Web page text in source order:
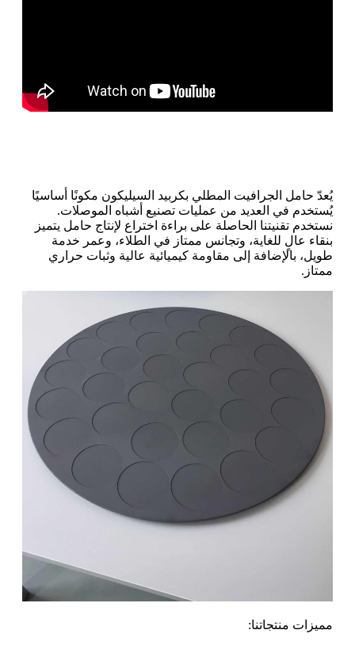
يُعدّ حامل الجرافيت المطلي بكربيد السيليكون مكونًا أساسيًا
يُستخدم في العديد من عمليات تصنيع أشباه الموصلات.
نستخدم تقنيتنا الحاصلة على براءة اختراع لإنتاج حامل يتميز
بنقاء عالٍ للغاية، وتجانس ممتاز في الطلاء، وعمر خدمة
طويل، بالإضافة إلى مقاومة كيميائية عالية وثبات حراري
ممتاز.
مميزات منتجاتنا: